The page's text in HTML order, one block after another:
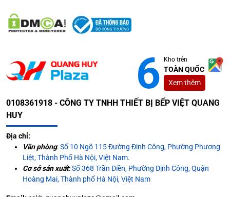
Kho trên
TOÀN QUỐC
Xem thêm
0108361918 - CÔNG TY TNHH THIẾT BỊ BẾP VIỆT QUANG
HUY
Địa chỉ:
Văn phòng:Số 10 Ngõ 115 Đường Định Công, Phường Phương
Liệt, Thành Phố Hà Nội, Việt Nam.
Cơ sở sản xuất:Số 368 Trần Điền, Phường Định Công, Quận
Hoàng Mai, Thành phố Hà Nội, Việt Nam